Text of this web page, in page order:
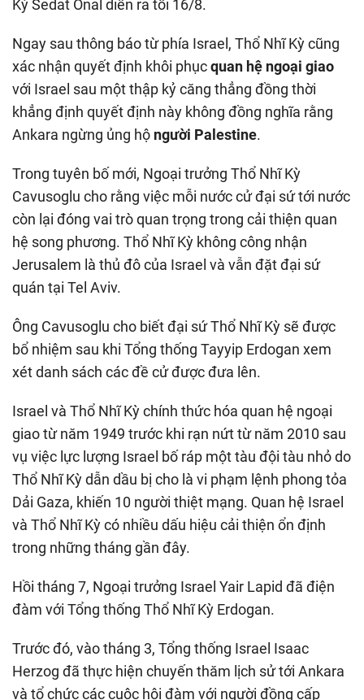
Kỳ Sedat Onal diễn ra tối 16/8.
Ngay sau thông báo từ phía Israel, Thổ Nhĩ Kỳ cũng
xác nhận quyết định khôi phụcquan hệ ngoại giao
với Israel sau một thập kỷ căng thẳng đồng thời
khẳng định quyết định này không đồng nghĩa rằng
Ankara ngừng ủng hộ người Palestine.
Trong tuyên bố mới, Ngoại trưởng Thổ Nhĩ Kỳ
Cavusoglu cho rằng việc mỗi nước cử đại sứ tới nước
còn lại đóng vai trò quan trọng trong cải thiện quan
hệ song phương. Thổ Nhĩ Kỳ không công nhận
Jerusalem là thủ đô của Israel và vẫn đặt đại sứ
quán tại Tel Aviv.
Ông Cavusoglu cho biết đại sứ Thổ Nhĩ Kỳ sẽ được
bổ nhiệm sau khi Tổng thống Tayyip Erdogan xem
xét danh sách các đề cử được đưa lên.
Israel và Thổ Nhĩ Kỳ chính thức hóa quan hệ ngoại
giao từ năm 1949 trước khi rạn nứt từ năm 2010 sau
vụ việc lực lượng Israel bố ráp một tàu đội tàu nhỏ do
Thổ Nhĩ Kỳ dẫn dầu bị cho là vi phạm lệnh phong tỏa
Dải Gaza, khiến 10 người thiệt mạng. Quan hệ Israel
và Thổ Nhĩ Kỳ có nhiều dấu hiệu cải thiện ổn định
trong những tháng gần đây.
Hồi tháng 7, Ngoại trưởng Israel Yair Lapid đã điện
đàm với Tổng thống Thổ Nhĩ Kỳ Erdogan.
Trước đó, vào tháng 3, Tổng thống Israel Isaac
Herzog đã thực hiện chuyến thăm lịch sử tới Ankara
và tổ chức các cuộc hội đàm với người đồng cấp